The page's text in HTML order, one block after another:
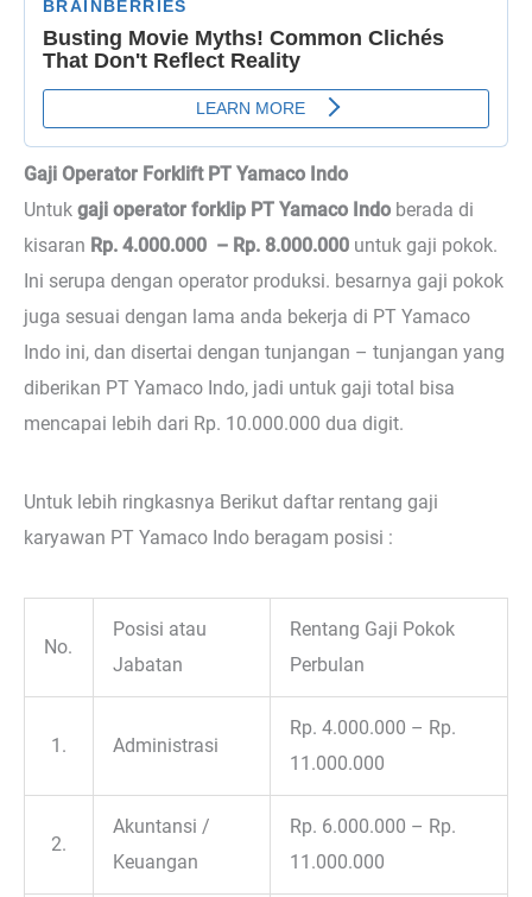
Gaji Operator Forklift PT Yamaco Indo
Untuk gaji operator forklip PT Yamaco Indo berada di
kisaran Rp. 4.000.000 – Rp. 8.000.000 untuk gaji pokok.
Ini serupa dengan operator produksi. besarnya gaji pokok
juga sesuai dengan lama anda bekerja di PT Yamaco
Indo ini, dan disertai dengan tunjangan – tunjangan yang
diberikan PT Yamaco Indo, jadi untuk gaji total bisa
mencapai lebih dari Rp. 10.000.000 dua digit.
Untuk lebih ringkasnya Berikut daftar rentang gaji
karyawan PT Yamaco Indo beragam posisi :
No.
Posisi atau
Jabatan
Rentang Gaji Pokok
Perbulan
1. Administrasi
Rp. 4.000.000 – Rp.
11.000.000
2.
Akuntansi /
Keuangan
Rp. 6.000.000 – Rp.
11.000.000